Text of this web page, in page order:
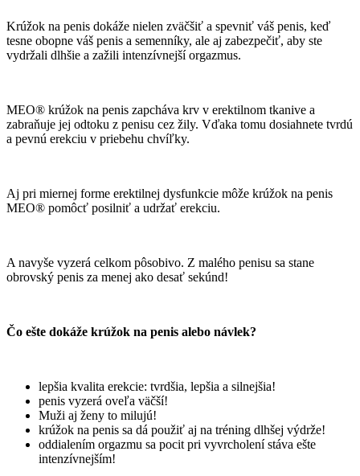
Krúžok na penis dokáže nielen zväčšiť a spevniť váš penis, keď
tesne obopne váš penis a semenníky, ale aj zabezpečiť, aby ste
vydržali dlhšie a zažili intenzívnejší orgazmus.
MEO® krúžok na penis zapcháva krv v erektilnom tkanive a
zabraňuje jej odtoku z penisu cez žily. Vďaka tomu dosiahnete tvrdú
a pevnú erekciu v priebehu chvíľky.
Aj pri miernej forme erektilnej dysfunkcie môže krúžok na penis
MEO® pomôcť posilniť a udržať erekciu.
A navyše vyzerá celkom pôsobivo. Z malého penisu sa stane
obrovský penis za menej ako desať sekúnd!
Čo ešte dokáže krúžok na penis alebo návlek?
lepšia kvalita erekcie: tvrdšia, lepšia a silnejšia!
penis vyzerá oveľa väčší!
Muži aj ženy to milujú!
krúžok na penis sa dá použiť aj na tréning dlhšej výdrže!
oddialením orgazmu sa pocit pri vyvrcholení stáva ešte
intenzívnejším!